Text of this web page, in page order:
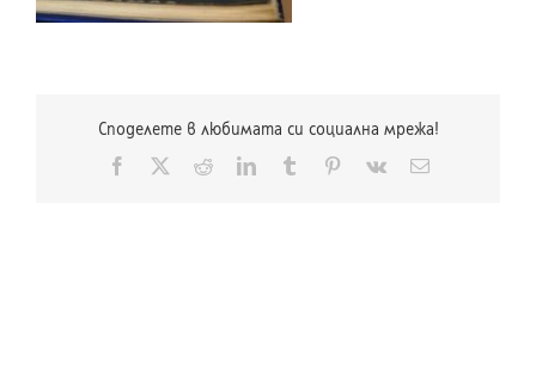
Споделете в любимата си социална мрежа!
Facebook RedditLinkedInTumblr Pinterest
Vk
Електронна